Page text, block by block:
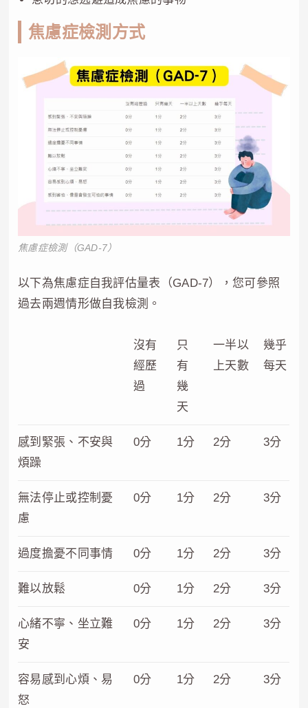
焦慮症檢測方式
焦慮症檢測（GAD-7）
以下為焦慮症自我評估量表（GAD-7），您可參照
過去兩週情形做自我檢測。
沒有
經歷
過
只
有
幾
天
一半以
上天數
幾乎
每天
感到緊張、不安與
煩躁
0分 1分 2分 3分
無法停止或控制憂
慮
0分 1分 2分 3分
過度擔憂不同事情 0分 1分 2分 3分
難以放鬆 0分 1分 2分 3分
心緒不寧、坐立難
安
0分 1分 2分 3分
容易感到心煩、易
怒
0分 1分 2分 3分